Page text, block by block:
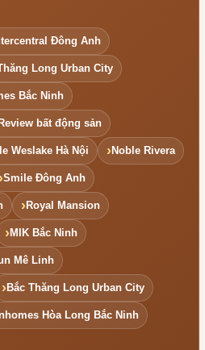
Đông Anh
Long Urban City
Bắc Ninh
Review bất động sản
Weslake Hà Nội Noble Rivera
Smile Đông Anh
Royal Mansion
MIK Bắc Ninh
Mê Linh
Bắc Thăng Long Urban City
Hòa Long Bắc Ninh